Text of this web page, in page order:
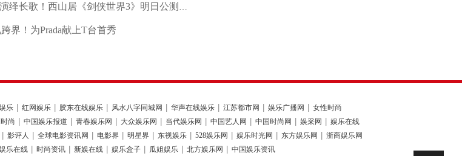
Angelababy演绎长歌！西山居《剑侠世界3》明日公测大场
界！为Prada献上T台首秀
乐 红网娱乐 胶东在线娱乐 风水八字同城网 华声在线娱乐 江苏都市网 娱乐广播网
女性时尚
尚 中国娱乐报道 青春娱乐网 大众娱乐网 当代娱乐网 中国艺人网 中国时尚网 娱采网
娱乐在线
影评人 全球电影资讯网 电影界 明星界 东视娱乐 528娱乐网 娱乐时光网 东方娱乐网
浙商娱乐网
乐在线 时尚资讯 新娱在线 娱乐盒子 瓜姐娱乐 北方娱乐网 中国娱乐资讯